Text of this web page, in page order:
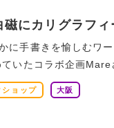
磁にカリグラフィ
に手書きを愉しむワ
いたコラボ企画
ショップ 大阪